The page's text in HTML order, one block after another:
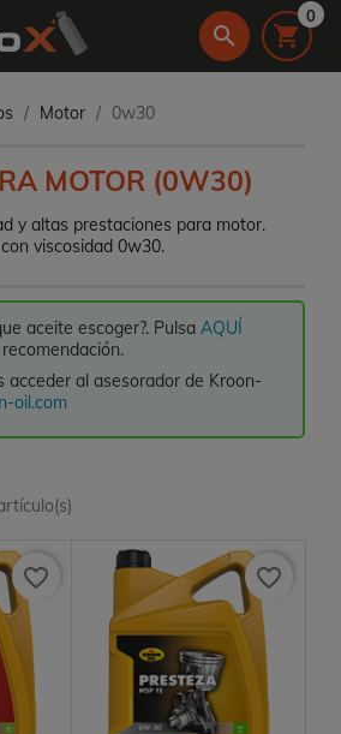
search 
0
Motor 0w30
MOTOR (0W30)
y altas prestaciones para motor.
viscosidad 0w30.
aceite escoger?. Pulsa AQUÍ
acceder al asesorador de Kroon-
oil.com
favorite_border favorite_border